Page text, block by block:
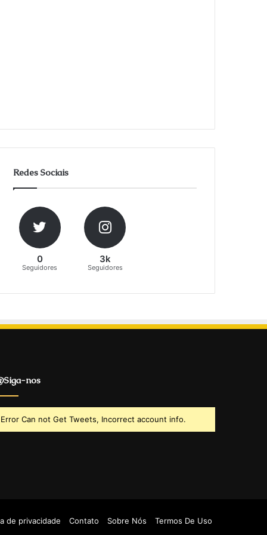
Redes Sociais
0
Seguidores
3k
Seguidores
nos
Error Can not Get Tweets, Incorrect account info.
de privacidade Contato Sobre Nós Termos De Uso